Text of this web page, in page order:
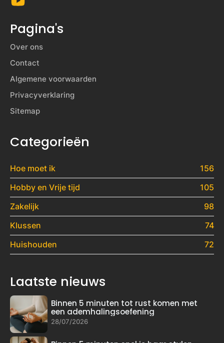
Pagina's
Over ons
Contact
Algemene voorwaarden
Privacyverklaring
Sitemap
Categorieën
Hoe moet ik
156
Hobby en Vrije tijd
105
Zakelijk
98
Klussen
74
Huishouden
72
Laatste nieuws
Binnen 5 minuten tot rust komen met
een ademhalingsoefening
28/07/2026